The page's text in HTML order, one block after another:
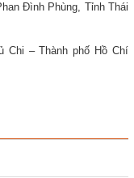
Đình Phùng, Tỉnh Thái
Chi – Thành phố Hồ Chí